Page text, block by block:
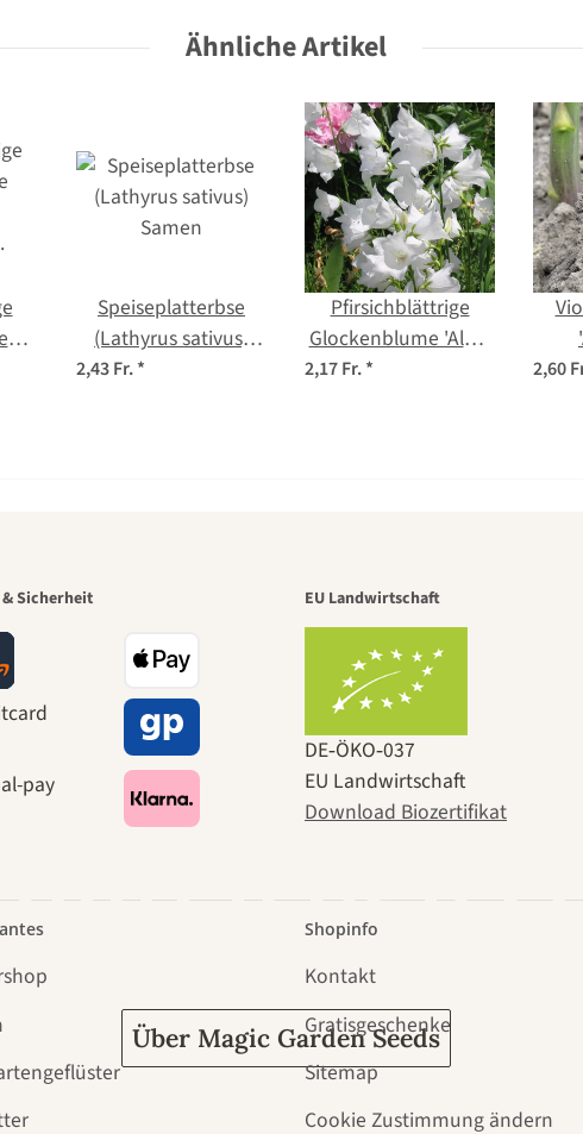
Ähnliche Artikel
Speiseplatterbse
(Lathyrus sativus)
Samen
2,43 Fr.*
Pfirsichblättrige
Glockenblume 'Alba'
(Campanula
2,17 Fr.* 2,60
der
zu uns
den
Über Magic Garden Seeds
& Sicherheit EU Landwirtschaft
DE‑ÖKO‑037
EU Landwirtschaft
Download Biozertifikat
Shopinfo
Kontakt
Gratisgeschenke
Sitemap
Cookie Zustimmung ändern